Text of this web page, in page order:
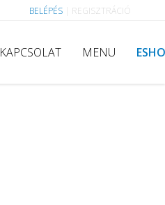
BELÉPÉS REGISZTRÁCIÓ
KAPCSOLAT MENU